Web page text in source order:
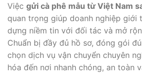
Việc gửi cà phê mẫu từ Việt Nam
quan trọng giúp doanh nghiệp giới
dựng niềm tin với đối tác và mở
Chuẩn bị đầy đủ hồ sơ, đóng gói
chọn dịch vụ vận chuyển chuyên
hóa đến nơi nhanh chóng, an toàn